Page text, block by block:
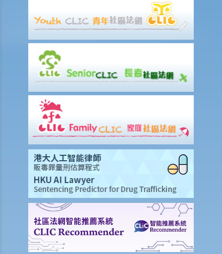
5. 假如我（作为一名雇员）现正面对「不合理解雇」或「不合理地更改
6. 假如我被老板不合理及不合法地解雇，我怎样保障自己的权利？
5. 雇主需要给予终止合约的理由吗？
5. 我签署接受聘用信后，如果在开始上班日期之前打算反口，是否需要
3. 雇主是否有法律义务在雇佣关系结束后向雇员提供推荐信？ 他们在草
拟该信的过程中是否有小心谨慎的责任？
2. 如果前雇员滥用机密数据，用作开展竞争生意，雇主可以做什么？
4. 终止雇佣合约的通知期可否包括法定的年假或产假？
7. 在暂停雇用期，我身为雇主需要付工资吗？
1. 雇主于何时需要向其雇员支付遣散费？
2. 雇主于何时需要向其雇员支付长期服务金？
3. 我将会终止其中一名雇员之雇佣合约。我可否利用过往对该雇员之强
积金供款以抵销部分遣散费或长期服务金？
4. 我的雇员辞职及其最后雇佣日期为九月三十日。他有十天未用的年
假。假如他由九月二十一日至三十日连续放十天年假作为他离职前休
假，我应何时向他发放终止合约款项?